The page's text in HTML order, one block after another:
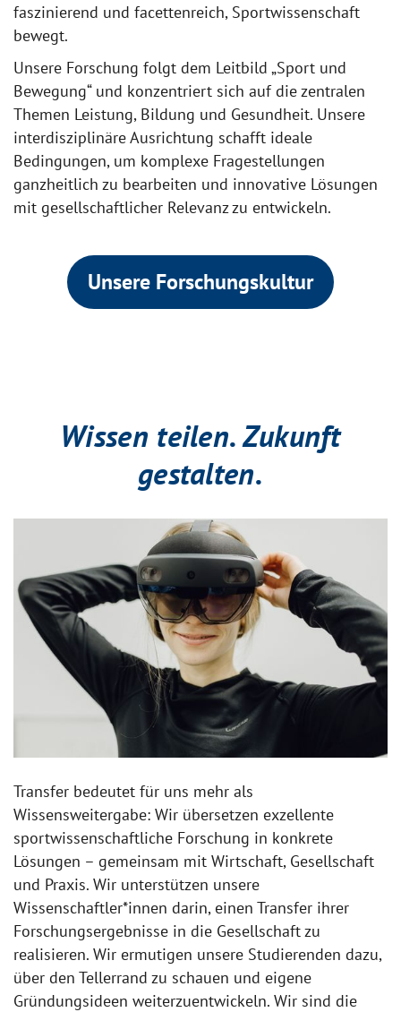
faszinierend und facettenreich, Sportwissenschaft
bewegt.
Unsere Forschung folgt dem Leitbild „Sport und
Bewegung“ und konzentriert sich auf die zentralen
Themen Leistung, Bildung und Gesundheit. Unsere
interdisziplinäre Ausrichtung schafft ideale
Bedingungen, um komplexe Fragestellungen
ganzheitlich zu bearbeiten und innovative Lösungen
mit gesellschaftlicher Relevanz zu entwickeln.
Unsere Forschungskultur
Wissen teilen. Zukunft
gestalten.
Transfer bedeutet für uns mehr als
Wissensweitergabe: Wir übersetzen exzellente
sportwissenschaftliche Forschung in konkrete
Lösungen – gemeinsam mit Wirtschaft, Gesellschaft
und Praxis. Wir unterstützen unsere
Wissenschaftler*innen darin, einen Transfer ihrer
Forschungsergebnisse in die Gesellschaft zu
realisieren. Wir ermutigen unsere Studierenden dazu,
über den Tellerrand zu schauen und eigene
Gründungsideen weiterzuentwickeln. Wir sind die